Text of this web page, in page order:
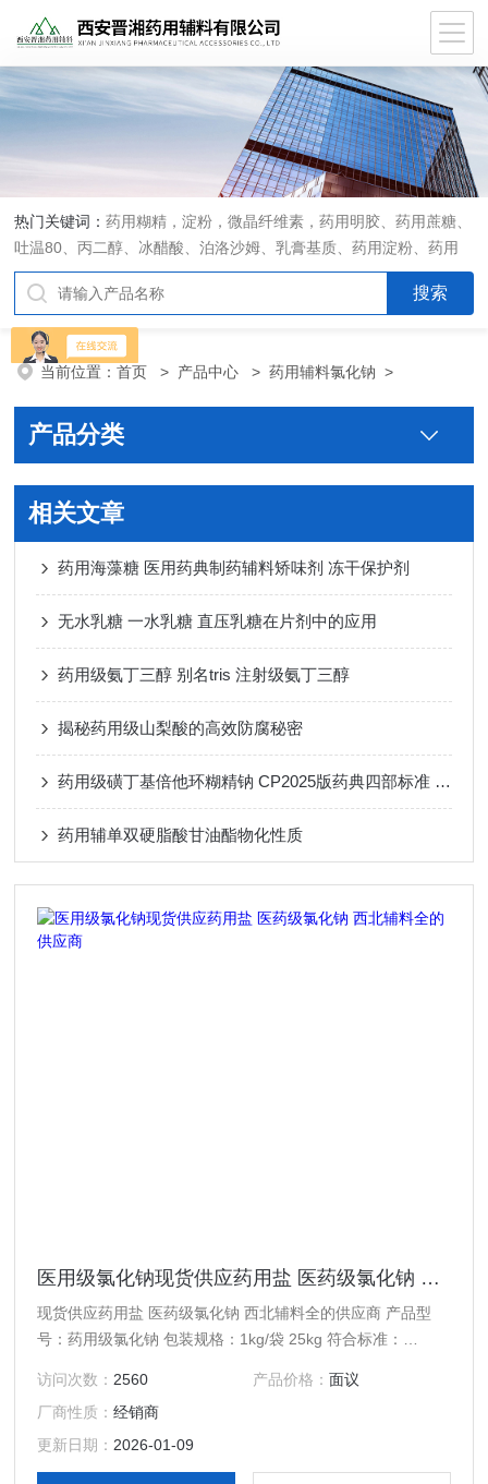
热门关键词：药用糊精，淀粉，微晶纤维素，药用明胶、药用蔗糖、
吐温80、丙二醇、冰醋酸、泊洛沙姆、乳膏基质、药用淀粉、药用
糊精、硬脂酸镁、聚丙烯酸树脂系列、羧甲基淀粉钠、羧甲基纤维素
钠、可溶性淀粉、甘露醇、羟丙纤维素、羟丙基甲基纤维素、乳糖、
交联聚维酮、交联羧甲基纤维素钠、聚乙二醇（PEG）系列、二氧化
硅、聚乙烯吡咯烷酮、十八醇、十六醇、预交化淀粉、微晶纤维素、
甲基纤维素、乙基纤维素，三氯蔗糖，麝香草酚，药用蜂蜜，
当前位置：首页 > 产品中心 >药用辅料氯化钠 >
产品分类
相关文章
药用海藻糖 医用药典制药辅料矫味剂 冻干保护剂
无水乳糖 一水乳糖 直压乳糖在片剂中的应用
药用级氨丁三醇 别名tris 注射级氨丁三醇
揭秘药用级山梨酸的高效防腐秘密
药用级磺丁基倍他环糊精钠 CP2025版药典四部标准 有登记号
药用辅单双硬脂酸甘油酯物化性质
医用级氯化钠现货供应药用盐 医药级氯化钠 西北辅料全的供应商
现货供应药用盐 医药级氯化钠 西北辅料全的供应商 产品型
号：药用级氯化钠 包装规格：1kg/袋 25kg 符合标准：
访问次数： 2560 产品价格： 面议
厂商性质：经销商
更新日期： 2026-01-09